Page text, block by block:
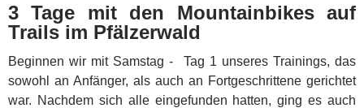
3 Tage mit den Mountainbikes auf
Trails im Pfälzerwald
Beginnen wir mit Samstag - Tag 1 unseres Trainings, das
sowohl an Anfänger, als auch an Fortgeschrittene gerichtet
war. Nachdem sich alle eingefunden hatten, ging es auch